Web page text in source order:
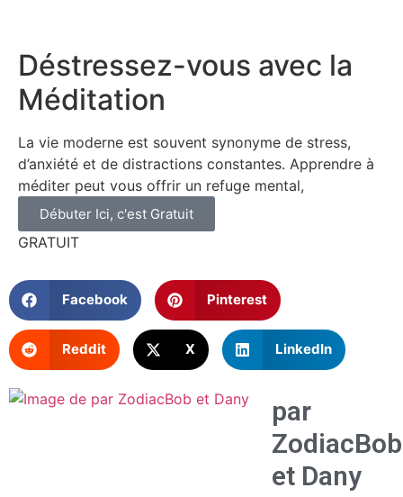
Déstressez-vous avec la
Méditation
La vie moderne est souvent synonyme de stress,
d’anxiété et de distractions constantes. Apprendre à
méditer peut vous offrir un refuge mental,
Débuter Ici, c'est Gratuit
GRATUIT
Facebook Pinterest
Reddit X LinkedIn
par
ZodiacBob
et Dany